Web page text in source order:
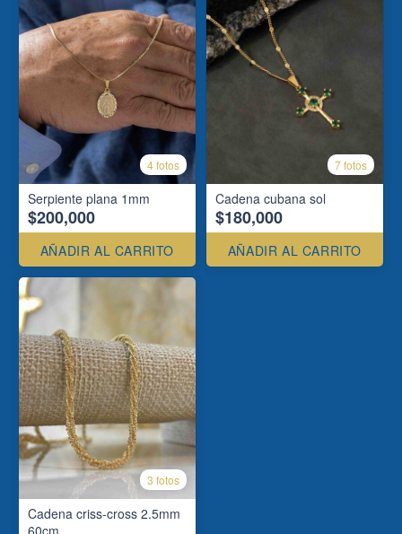
4 fotos
Serpiente plana 1mm
$200,000
AÑADIR AL CARRITO
7 fotos
Cadena cubana sol
$180,000
AÑADIR AL CARRITO
3 fotos
Cadena criss-cross 2.5mm
60cm